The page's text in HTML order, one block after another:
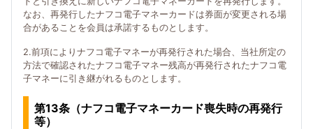
なお、再発行したナフコ電子マネーカードは券面が変更される場
合があることを会員は承諾するものとします。
2.前項によりナフコ電子マネーが再発行された場合、当社所定の
方法で確認されたナフコ電子マネー残高が再発行されたナフコ電
子マネーに引き継がれるものとします。
第13条（ナフコ電子マネーカード喪失時の再発行
等）